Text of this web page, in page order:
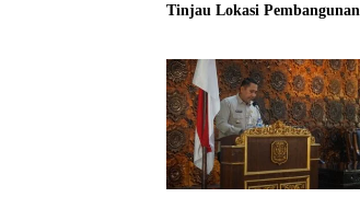
Tinjau Lokasi Pembangunan